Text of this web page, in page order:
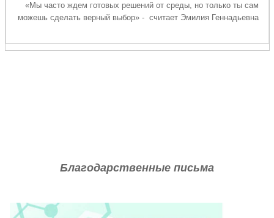
«Мы часто ждем готовых решений от среды, но только ты сам
можешь сделать верный выбор» - считает Эмилия Геннадьевна
Благодарственные письма